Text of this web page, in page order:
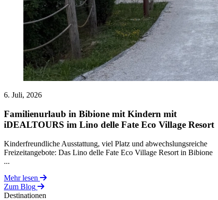
6. Juli, 2026
Familienurlaub in Bibione mit Kindern mit
iDEALTOURS im Lino delle Fate Eco Village Resort
Kinderfreundliche Ausstattung, viel Platz und abwechslungsreiche
Freizeitangebote: Das Lino delle Fate Eco Village Resort in Bibione
...
Mehr lesen
Zum Blog
Destinationen